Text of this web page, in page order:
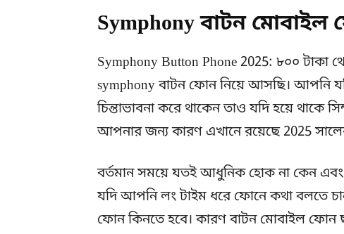
Symphony বাটন
Symphony Button Phone 2025: ৮০০ টাকা
symphony বাটন ফোন নিয়ে আসছি। আপনি
চিন্তাভাবনা করে থাকেন তাও যদি হয়ে থাকে
আপনার জন্য কারণ এখানে রয়েছে 2025
বর্তমান সময়ে যতই আধুনিক হোক না কেন এবং
যদি আপনি লং টাইম ধরে ফোনে কথা বলতে
ফোন কিনতে হবে। কারণ বাটন মোবাইল ফোন